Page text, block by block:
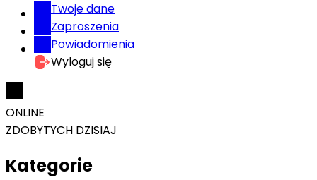
Twoje dane
Zaproszenia
Powiadomienia
Wyloguj się
ONLINE
ZDOBYTYCH DZISIAJ
Kategorie